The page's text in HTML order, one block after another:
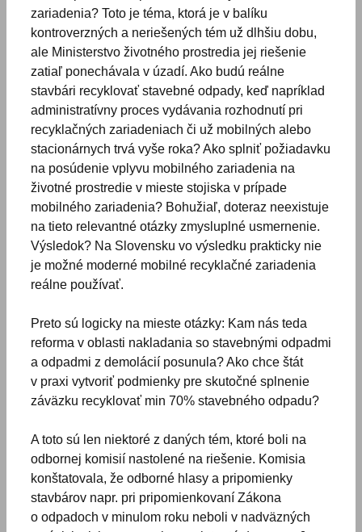
zariadenia? Toto je téma, ktorá je v balíku
kontroverzných a neriešených tém už dlhšiu dobu,
ale Ministerstvo životného prostredia jej riešenie
zatiaľ ponechávala v úzadí. Ako budú reálne
stavbári recyklovať stavebné odpady, keď napríklad
administratívny proces vydávania rozhodnutí pri
recyklačných zariadeniach či už mobilných alebo
stacionárnych trvá vyše roka? Ako splniť požiadavku
na posúdenie vplyvu mobilného zariadenia na
životné prostredie v mieste stojiska v prípade
mobilného zariadenia? Bohužiaľ, doteraz neexistuje
na tieto relevantné otázky zmysluplné usmernenie.
Výsledok? Na Slovensku vo výsledku prakticky nie
je možné moderné mobilné recyklačné zariadenia
reálne používať.
Preto sú logicky na mieste otázky: Kam nás teda
reforma v oblasti nakladania so stavebnými odpadmi
a odpadmi z demolácií posunula? Ako chce štát
v praxi vytvoriť podmienky pre skutočné splnenie
záväzku recyklovať min 70% stavebného odpadu?
A toto sú len niektoré z daných tém, ktoré boli na
odbornej komisií nastolené na riešenie. Komisia
konštatovala, že odborné hlasy a pripomienky
stavbárov napr. pri pripomienkovaní Zákona
o odpadoch v minulom roku neboli v nadväzných